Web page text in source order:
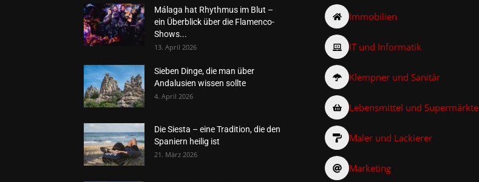
Málaga hat Rhythmus im Blut –
ein Überblick über die Flamenco-
Shows...
13. April 2026
Sieben Dinge, die man über
Andalusien wissen sollte
4. April 2026
Die Siesta – eine Tradition, die den
Spaniern heilig ist
21. März 2026
Immobilien
IT und Informatik
Klempner und Sanitär
Lebensmittel und Supermärkte
Maler und Lackierer
Marketing